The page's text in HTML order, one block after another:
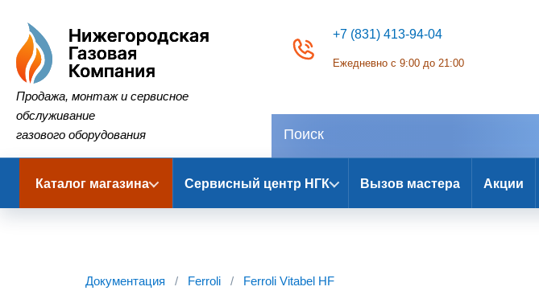
Нижегородская Газовая Компания
Продажа, монтаж и сервисное
обслуживание
газового оборудования
+7 (831) 413-94-04
Ежедневно с 9:00 до 21:00
Каталог магазина Сервисный центр НГК Вызов мастера Акции
Документация / Ferroli / Ferroli Vitabel HF